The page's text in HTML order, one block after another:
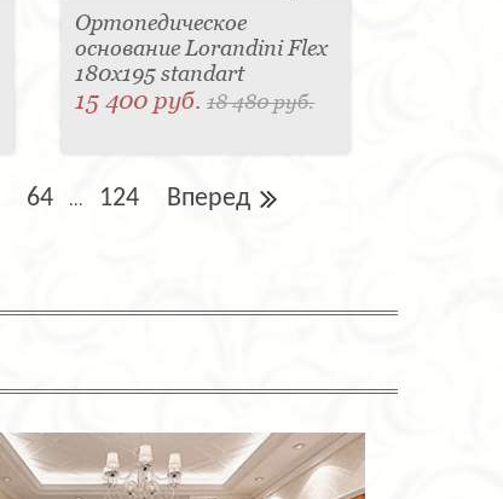
Ортопедическое
основание Lorandini Flex
180x195 standart
15 400 руб.18 480 руб.
64 ... 124 Вперед